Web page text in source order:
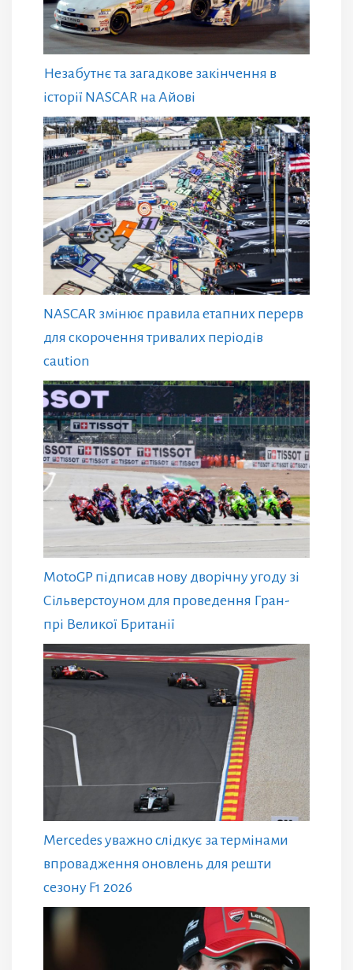
Незабутнє та загадкове закінчення в
історії NASCAR на Айові
NASCAR змінює правила етапних перерв
для скорочення тривалих періодів
caution
MotoGP підписав нову дворічну угоду зі
Сільверстоуном для проведення Гран-
прі Великої Британії
Mercedes уважно слідкує за термінами
впровадження оновлень для решти
сезону F1 2026